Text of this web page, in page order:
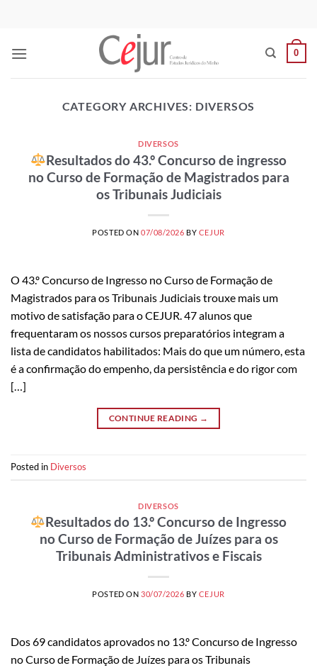
0
CATEGORY ARCHIVES: DIVERSOS
DIVERSOS
Resultados do 43.º Concurso de ingresso
no Curso de Formação de Magistrados para
os Tribunais Judiciais
POSTED ON 07/08/2026 BY CEJUR
O 43.º Concurso de Ingresso no Curso de Formação de
Magistrados para os Tribunais Judiciais trouxe mais um
motivo de satisfação para o CEJUR. 47 alunos que
frequentaram os nossos cursos preparatórios integram a
lista de candidatos habilitados: Mais do que um número, esta
é a confirmação do empenho, da persistência e do rigor com
[…]
CONTINUE READING →
Posted in Diversos
DIVERSOS
Resultados do 13.º Concurso de Ingresso
no Curso de Formação de Juízes para os
Tribunais Administrativos e Fiscais
POSTED ON 30/07/2026 BY CEJUR
Dos 69 candidatos aprovados no 13.º Concurso de Ingresso
no Curso de Formação de Juízes para os Tribunais